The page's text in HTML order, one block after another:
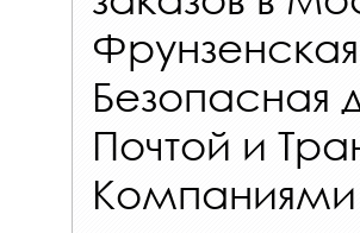
Безопасная
Почтой и
Компаниями